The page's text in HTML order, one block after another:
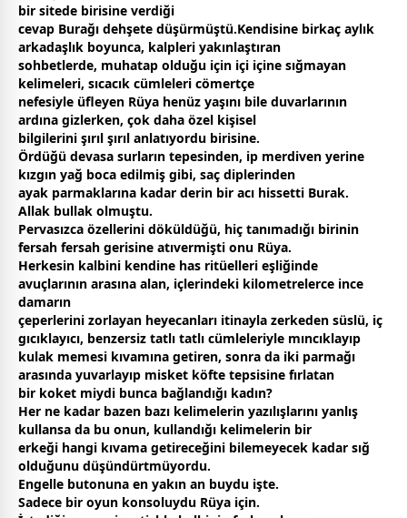
bir sitede birisine verdiği
cevap Burağı dehşete düşürmüştü.Kendisine birkaç aylık
arkadaşlık boyunca, kalpleri yakınlaştıran
sohbetlerde, muhatap olduğu için içi içine sığmayan
kelimeleri, sıcacık cümleleri cömertçe
nefesiyle üfleyen Rüya henüz yaşını bile duvarlarının
ardına gizlerken, çok daha özel kişisel
bilgilerini şırıl şırıl anlatıyordu birisine.
Ördüğü devasa surların tepesinden, ip merdiven yerine
kızgın yağ boca edilmiş gibi, saç diplerinden
ayak parmaklarına kadar derin bir acı hissetti Burak.
Allak bullak olmuştu.
Pervasızca özellerini döküldüğü, hiç tanımadığı birinin
fersah fersah gerisine atıvermişti onu Rüya.
Herkesin kalbini kendine has ritüelleri eşliğinde
avuçlarının arasına alan, içlerindeki kilometrelerce ince
damarın
çeperlerini zorlayan heyecanları itinayla zerkeden süslü, iç
gıcıklayıcı, benzersiz tatlı tatlı cümleleriyle mıncıklayıp
kulak memesi kıvamına getiren, sonra da iki parmağı
arasında yuvarlayıp misket köfte tepsisine fırlatan
bir koket miydi bunca bağlandığı kadın?
Her ne kadar bazen bazı kelimelerin yazılışlarını yanlış
kullansa da bu onun, kullandığı kelimelerin bir
erkeği hangi kıvama getireceğini bilemeyecek kadar sığ
olduğunu düşündürtmüyordu.
Engelle butonuna en yakın an buydu işte.
Sadece bir oyun konsoluydu Rüya için.